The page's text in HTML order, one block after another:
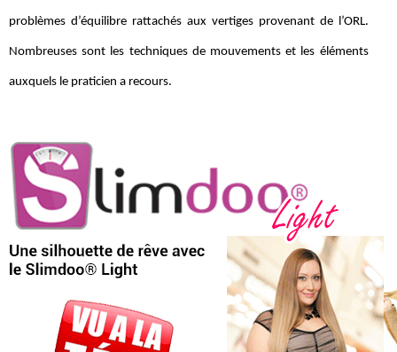
problèmes d’équilibre rattachés aux vertiges provenant de l’ORL.
Nombreuses sont les techniques de mouvements et les éléments
auxquels le praticien a recours.